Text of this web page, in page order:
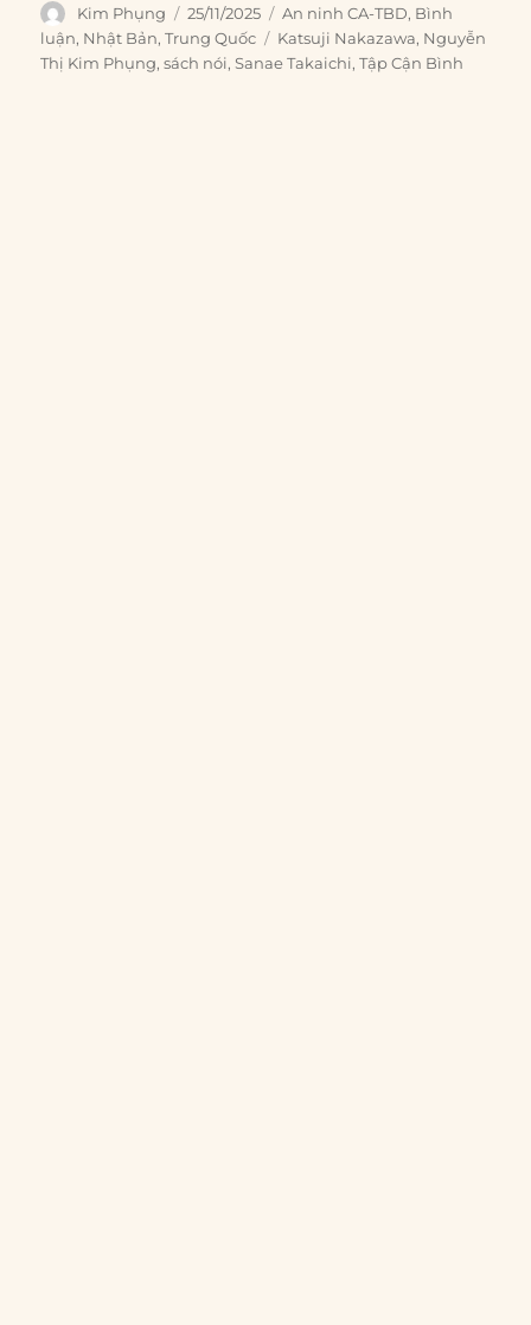
Author
Kim Phụng
Posted
on
25/11/2025 Categories
An ninh CA-TBD, Bình
luận, Nhật Bản,Trung Quốc Tags
Katsuji Nakazawa, Nguyễn
Thị Kim Phụng,sách nói,Sanae Takaichi,Tập Cận Bình